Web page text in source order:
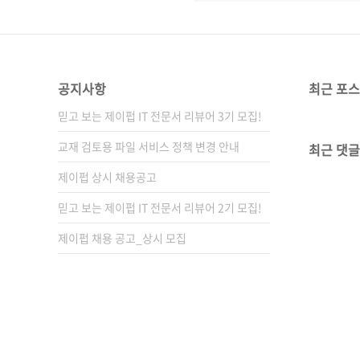
공지사항
믿고 보는 제이펍 IT 전문서 리뷰어 3기 모집!
교재 검토용 파일 서비스 정책 변경 안내
제이펍 상시 채용공고
믿고 보는 제이펍 IT 전문서 리뷰어 2기 모집!
제이펍 채용 공고_상시 모집
최근 포
최근 댓글